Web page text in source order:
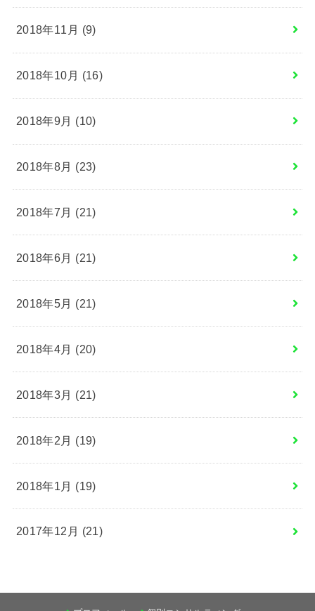
2018年11月 (9)
2018年10月 (16)
2018年9月 (10)
2018年8月 (23)
2018年7月 (21)
2018年6月 (21)
2018年5月 (21)
2018年4月 (20)
2018年3月 (21)
2018年2月 (19)
2018年1月 (19)
2017年12月 (21)